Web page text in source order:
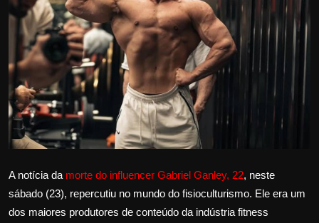
Internacional
APOIE
Educação
Justiça
Saúde
A notícia da morte do influencer Gabriel Ganley, 22, neste
sábado (23), repercutiu no mundo do fisioculturismo. Ele era um
dos maiores produtores de conteúdo da indústria fitness